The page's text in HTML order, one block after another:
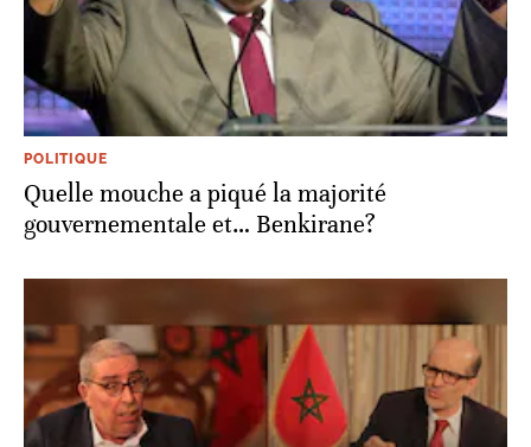
POLITIQUE
Quelle mouche a piqué la majorité
gouvernementale et… Benkirane?